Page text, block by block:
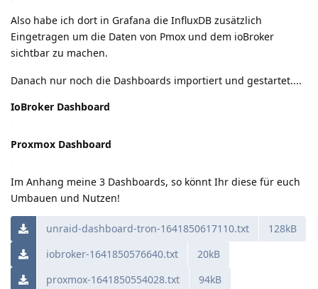
Also habe ich dort in Grafana die InfluxDB zusätzlich
Eingetragen um die Daten von Pmox und dem ioBroker
sichtbar zu machen.
Danach nur noch die Dashboards importiert und gestartet....
IoBroker Dashboard
Proxmox Dashboard
Im Anhang meine 3 Dashboards, so könnt Ihr diese für euch
Umbauen und Nutzen!
unraid-dashboard-tron-1641850617110.txt
128kB
iobroker-1641850576640.txt
20kB
proxmox-1641850554028.txt
94kB